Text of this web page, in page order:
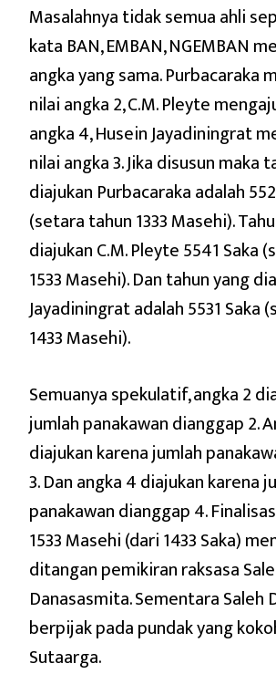
Masalahnya tidak semua ahli
kata BAN, EMBAN, NGEMBAN
angka yang sama. Purbacaraka
nilai angka 2, C.M. Pleyte
angka 4, Husein Jayadiningrat
nilai angka 3. Jika disusun maka
diajukan Purbacaraka adalah
(setara tahun 1333 Masehi).
diajukan C.M. Pleyte 5541 Saka
1533 Masehi). Dan tahun yang
Jayadiningrat adalah 5531 Saka
1433 Masehi).
Semuanya spekulatif, angka 2
jumlah panakawan dianggap 2.
diajukan karena jumlah
3. Dan angka 4 diajukan karena
panakawan dianggap 4.
1533 Masehi (dari 1433 Saka)
ditangan pemikiran raksasa
Danasasmita. Sementara Saleh
berpijak pada pundak yang
Sutaarga.